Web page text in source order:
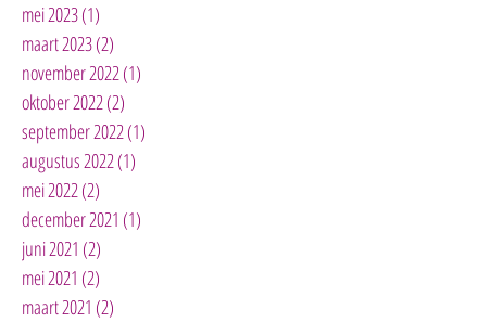
mei 2023(1)
maart 2023(2)
november 2022(1)
oktober 2022(2)
september 2022(1)
augustus 2022(1)
mei 2022(2)
december 2021 (1)
juni 2021 (2)
mei 2021 (2)
maart 2021 (2)